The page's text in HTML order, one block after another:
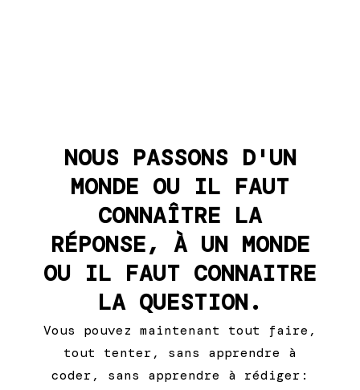
NOUS PASSONS D'UN
MONDE OU IL FAUT
CONNAÎTRE LA
RÉPONSE, À UN MONDE
OU IL FAUT CONNAITRE
LA QUESTION.
Vous pouvez maintenant tout faire,
tout tenter, sans apprendre à
coder, sans apprendre à rédiger: